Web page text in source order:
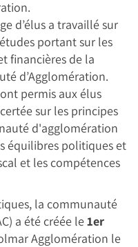
d’élus a travaillé sur
portant sur les
financières de la
d’Agglomération.
permis aux élus
sur les principes
d'agglomération
équilibres politiques et
et les compétences
la communauté
a été créée le1er
Agglomération le